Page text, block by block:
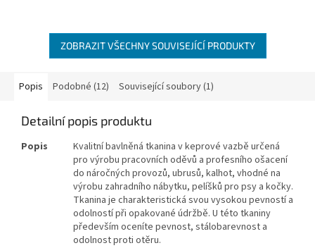
ZOBRAZIT VŠECHNY SOUVISEJÍCÍ PRODUKTY
Popis Podobné (12) Související soubory (1)
Detailní popis produktu
Popis
Kvalitní bavlněná tkanina v keprové vazbě určená
pro výrobu pracovních oděvů a profesního ošacení
do náročných provozů, ubrusů, kalhot, vhodné na
výrobu zahradního nábytku, pelíšků pro psy a kočky.
Tkanina je charakteristická svou vysokou pevností a
odolností při opakované údržbě. U této tkaniny
především oceníte pevnost, stálobarevnost a
odolnost proti otěru.